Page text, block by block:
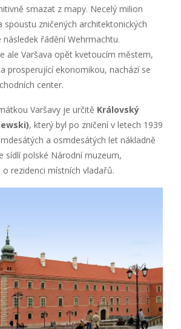
smazat z mapy. Necelý milion
spoustu zničených architektonických
řádění Wehrmachtu.
ale Varšava opět kvetoucím městem,
prosperující ekonomikou, nachází se
center.
Varšavy je určitě Královský
, který byl po zničení v letech 1939
a osmdesátých let nákladně
sídlí polské Národní muzeum,
rezidenci místních vladařů.